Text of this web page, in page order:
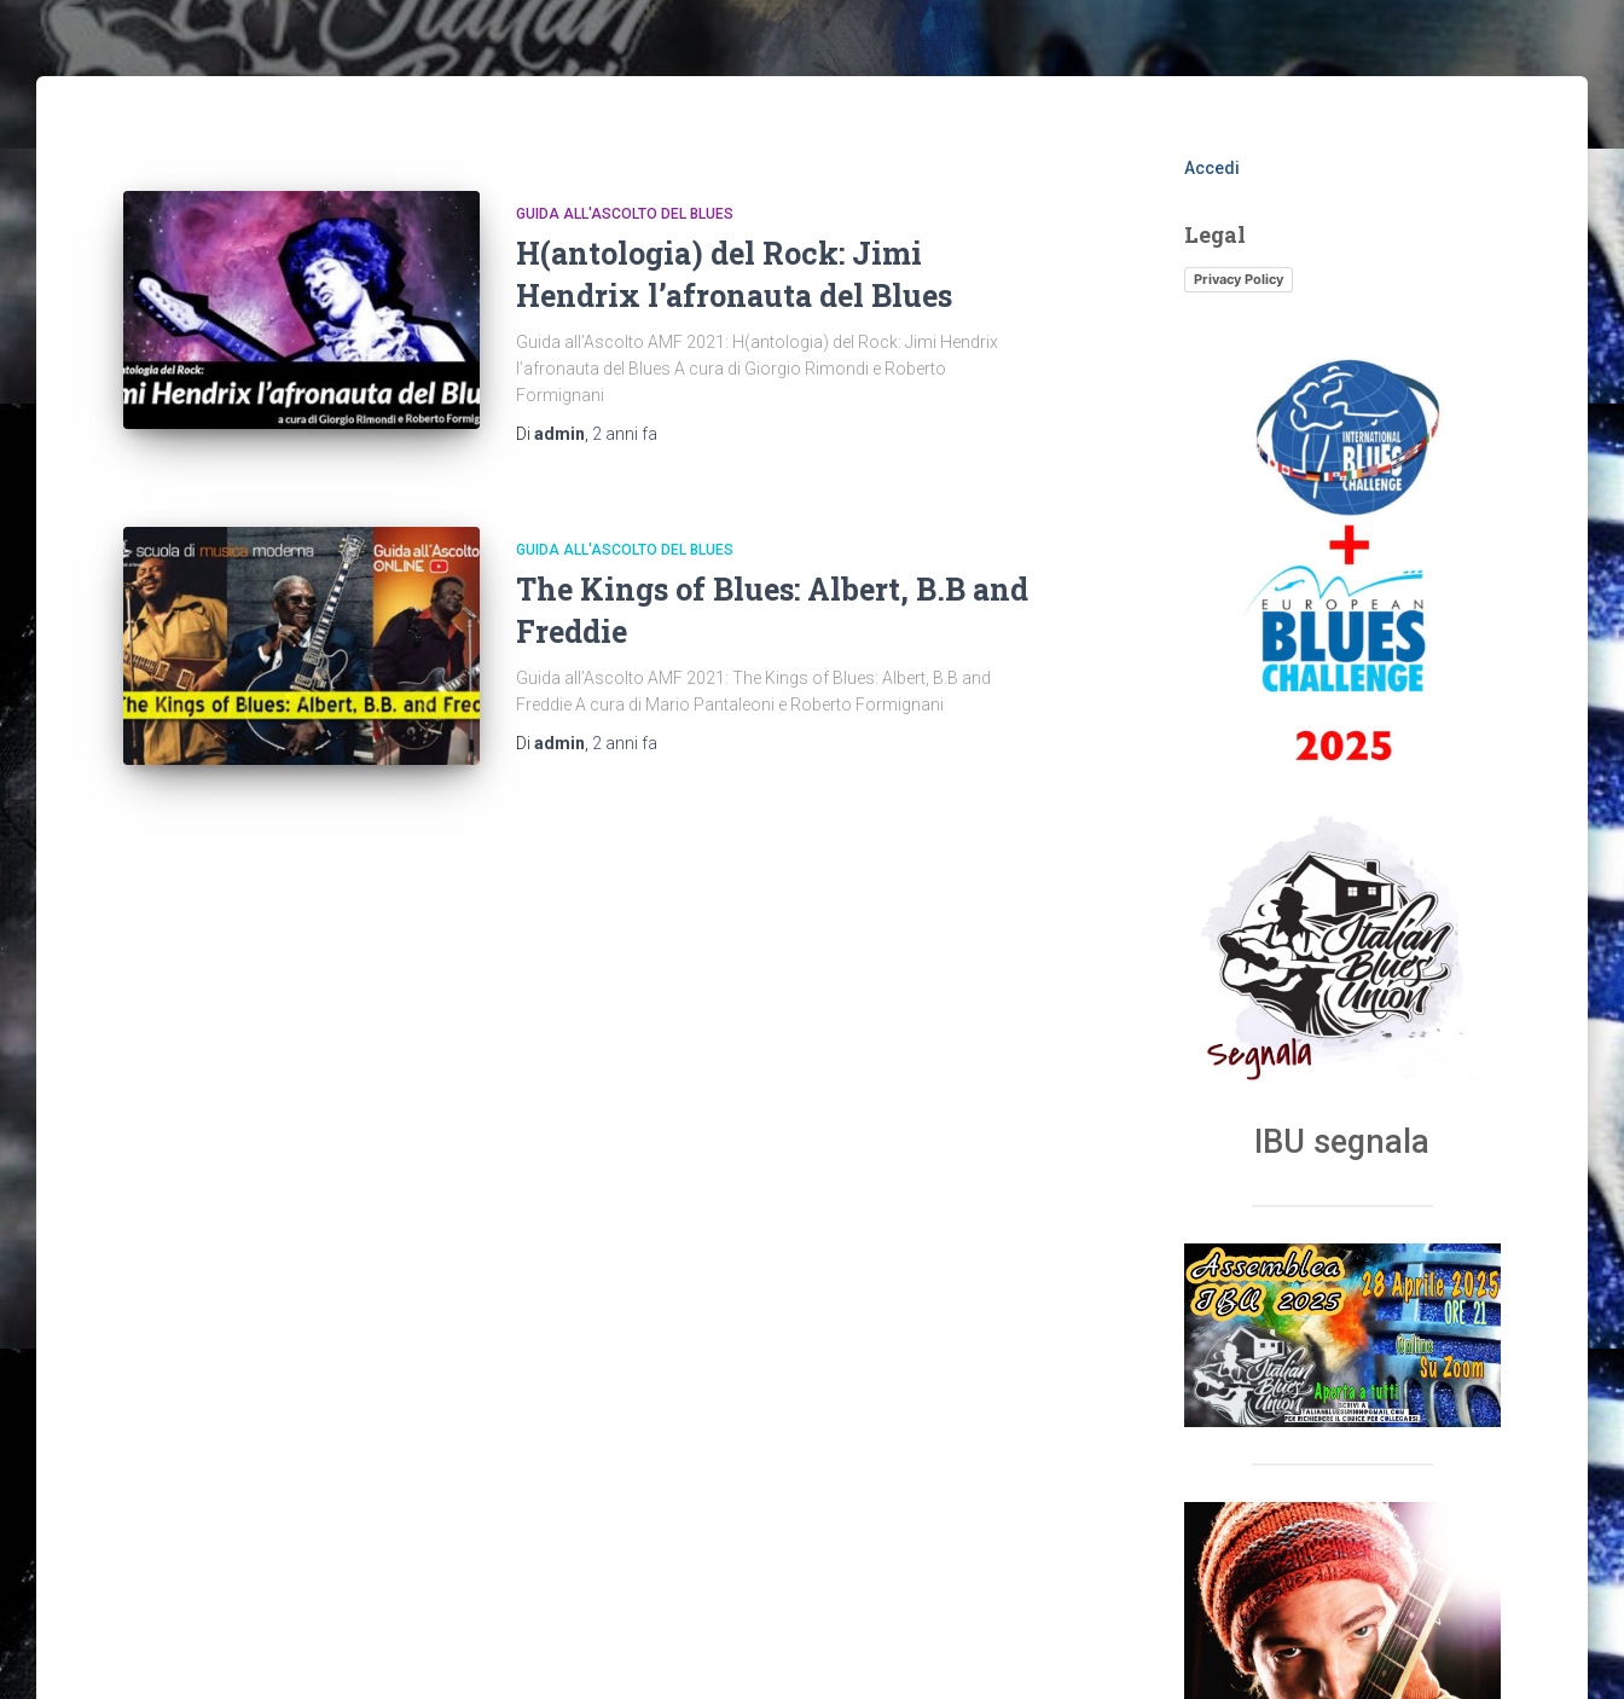
GUIDA ALL'ASCOLTO DEL BLUES
H(antologia) del Rock: Jimi
Hendrix l’afronauta del Blues
Guida all’Ascolto AMF 2021: H(antologia) del Rock: Jimi Hendrix
l’afronauta del Blues A cura di Giorgio Rimondi e Roberto
Formignani
Di admin 2 anni fa
GUIDA ALL'ASCOLTO DEL BLUES
The Kings of Blues: Albert, B.B and
Freddie
Guida all’Ascolto AMF 2021: The Kings of Blues: Albert, B.B and
Freddie A cura di Mario Pantaleoni e Roberto Formignani
Di admin 2 anni fa
Accedi
Legal
Privacy Policy
IBU segnala